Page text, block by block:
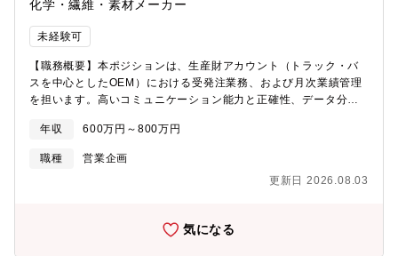
化学・繊維・素材メーカー
未経験可
【職務概要】本ポジションは、生産財アカウント（トラック・バ
スを中心としたOEM）における受発注業務、および月次業績管理
を担います。高いコミュニケーション能力と正確性、データ分析
の円滑なビジネス推進が期待されます。受発注、計数管理、そし
て顧客調整を含む営業事務経験を積むことができます。グローバ
ルベースでのビジネス感覚を磨いていただくこと（将来的な海外
駐在可能性含む）も見据え、自己研鑽に意欲的な方を求めていま
ータ分析に基づいた資料作成とプレゼンテーション・社内外関係
年収 600万円～800万円
職種
営業企画
更新日 2026.08.03
気になる